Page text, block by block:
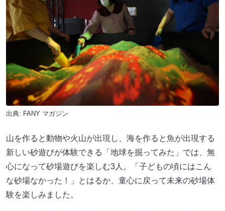
出典: FANY マガジン
山を作ると動物や火山が出現し、海を作ると魚が出現する
新しい砂遊びが体験できる「地球を掘ってみた」では、無
心になって砂場遊びを楽しむ3人。「子どもの頃にはこん
な砂場なかった！」とはるか、童心に戻って未来の砂場体
験を楽しみました。